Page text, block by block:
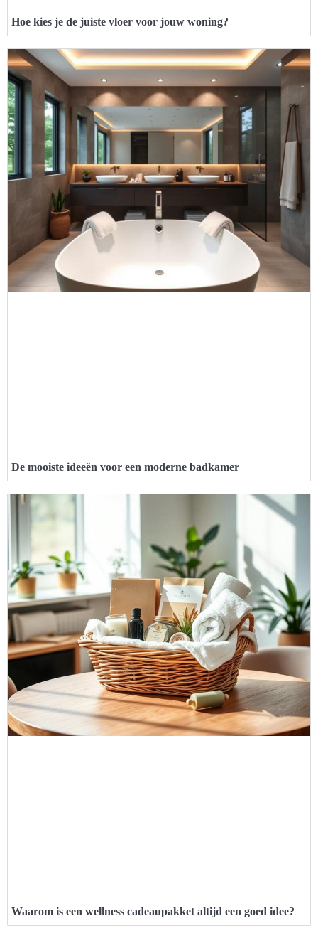
Hoe kies je de juiste vloer voor jouw woning?
De mooiste ideeën voor een moderne badkamer
Waarom is een wellness cadeaupakket altijd een goed idee?